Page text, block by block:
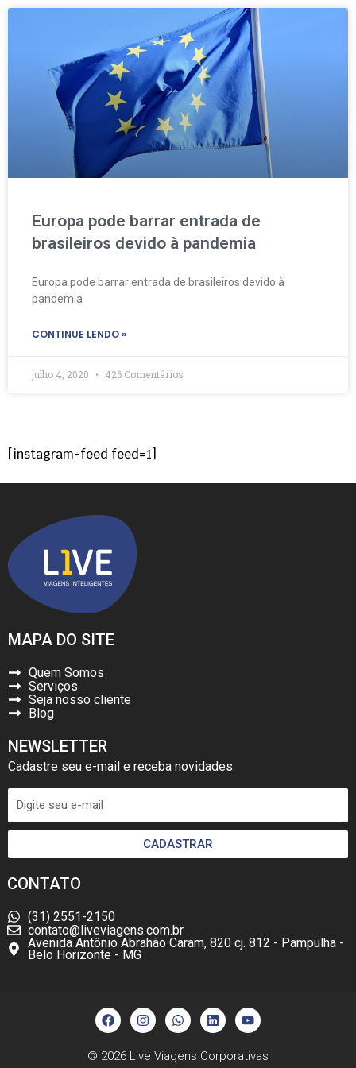
Europa pode barrar entrada de
brasileiros devido à pandemia
Europa pode barrar entrada de brasileiros devido à
pandemia
CONTINUE LENDO »
julho 4, 2020 426 Comentários
[instagram-feed feed=1]
MAPA DO SITE
Quem Somos
Serviços
Seja nosso cliente
Blog
NEWSLETTER
Cadastre seu e-mail e receba novidades.
CADASTRAR
CONTATO
(31) 2551-2150
contato@liveviagens.com.br
Avenida Antônio Abrahão Caram, 820 cj. 812 - Pampulha -
Belo Horizonte - MG
F
a
c
b
I
n
s
a
W
h
a
s
L
i
n
e
Y
o
u
u
© 2026 Live Viagens Corporativas